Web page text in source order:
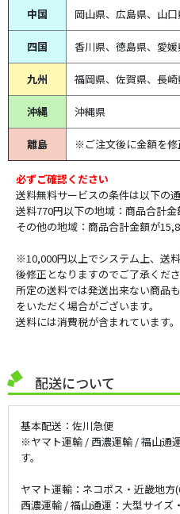
中国 岡山県、広島県、山
四国 香川県、徳島県、愛
九州 福岡県、佐賀県、長
沖縄 沖縄県
離島 ※ご注文後に金額を
必ずご確認ください
送料無料サービスの条件は以下の通
送料770円以下の地域：商品合計
その他の地域：商品合計金額が
※10,000円以上でシステム上、送
後修正となりますのでご了承くださ
所定の送料では発送出来ない商品
をいただく場合がございます。
送料には消費税が含まれています。
配送について
基本配送：佐川急便
※ヤマト運輸 / 西濃運輸 / 福山通
す。
ヤマト運輸：ネコポス・近畿地方
西濃運輸 / 福山通運：大型サイズ